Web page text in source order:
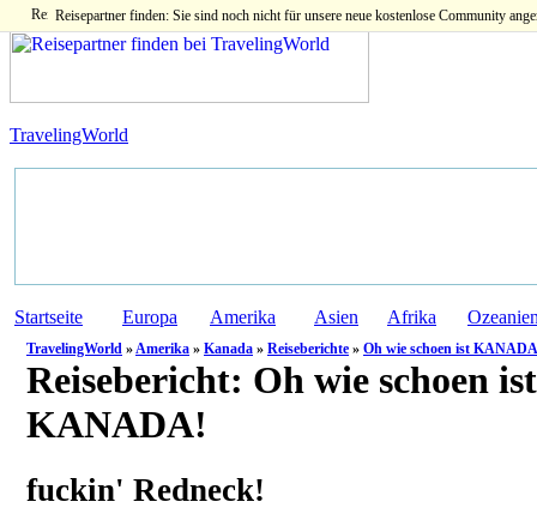
Reisepartner finden: Sie sind noch nicht für unsere neue kostenlose Community
TravelingWorld
Startseite Europa Amerika Asien Afrika
TravelingWorld »Amerika » Kanada » Reiseberichte » Oh wie schoen ist
Reisebericht: Oh wie schoen ist
KANADA!
fuckin' Redneck!